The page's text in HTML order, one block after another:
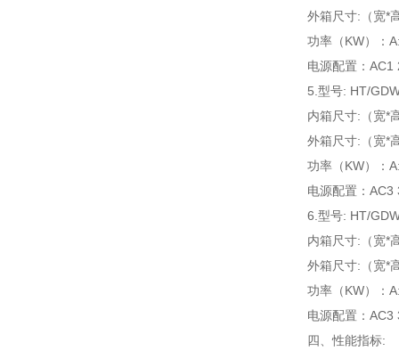
外箱尺寸:（宽*
功率（KW）：
电源配置：AC1
5.型号: HT/
内箱尺寸:（宽*
外箱尺寸:（宽*
功率（KW）：
电源配置：AC3
6.型号: HT/
内箱尺寸:（宽*
外箱尺寸:（宽*
功率（KW）：
电源配置：AC3
四、性能指标: